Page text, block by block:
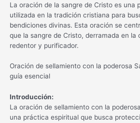
La oración de la sangre de Cristo es una
utilizada en la tradición cristiana para
bendiciones divinas. Esta oración se
que la sangre de Cristo, derramada en la
redentor y purificador.
Oración de sellamiento con la poderosa
guía esencial
Introducción:
La oración de sellamiento con la
una práctica espiritual que busca